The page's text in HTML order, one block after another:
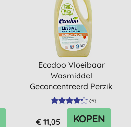
Ecodoo Vloeibaar
Wasmiddel
Geconcentreerd Perzik
(66 wasbeurten)
(5)
€ 11,05 KOPEN